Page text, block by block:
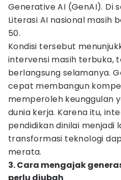
Generative AI (GenAI). Di
Literasi AI nasional masih
50.
Kondisi tersebut
intervensi masih terbuka,
berlangsung selamanya.
cepat membangun
memperoleh keunggulan
dunia kerja. Karena itu,
pendidikan dinilai menjadi
transformasi teknologi
merata.
3. Cara mengajak